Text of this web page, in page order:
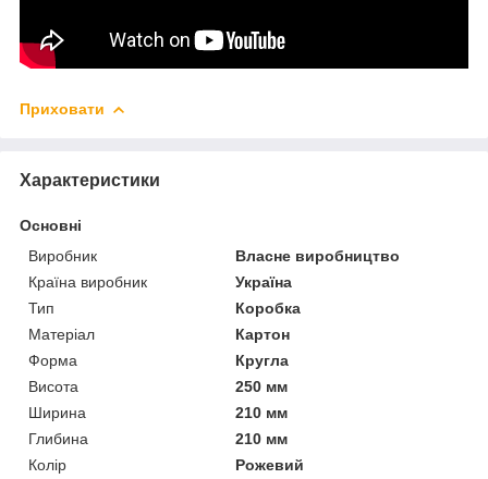
Приховати
Характеристики
Основні
Виробник
Власне виробництво
Країна виробник
Україна
Тип
Коробка
Матеріал
Картон
Форма
Кругла
Висота
250 мм
Ширина
210 мм
Глибина
210 мм
Колір
Рожевий